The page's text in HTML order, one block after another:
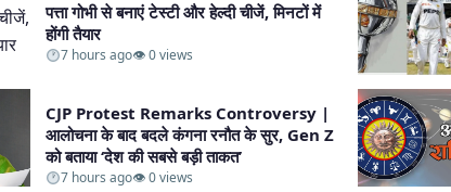
पत्ता गोभी से बनाएं टेस्टी और हेल्दी चीजें, मिनटों में
होंगी तैयार​
7 hours ago👁 0 views
CJP Protest Remarks Controversy |
आलोचना के बाद बदले कंगना रनौत के सुर, Gen Z
को बताया ‘देश की सबसे बड़ी ताकत’​
7 hours ago👁 0 views